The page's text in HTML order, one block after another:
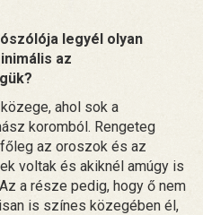
legyél olyan
az
ahol sok a
koromból. Rengeteg
az oroszok és az
voltak és akiknél amúgy is
a része pedig, hogy ő nem
is színes közegében él,